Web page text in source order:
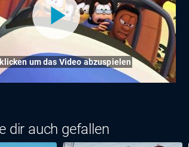
um das Video abzuspielen
dir auch gefallen